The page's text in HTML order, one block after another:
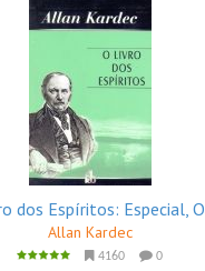
dos Espíritos: Especial, O
Allan Kardec
4160 0